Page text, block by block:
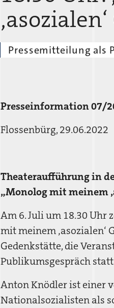
Pressemitteilung als
Presseinformation 07/
Flossenbürg, 29.06.2022
Theateraufführung in
„Monolog mit meinem
Am 6. Juli um 18.30 Uhr
mit meinem ‚asozialen‘
Gedenkstätte, die
Publikumsgespräch
Anton Knödler ist einer
Nationalsozialisten als